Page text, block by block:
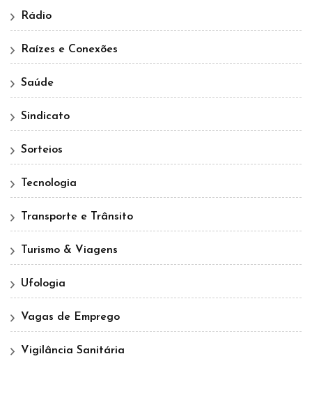
Rádio
Raízes e Conexões
Saúde
Sindicato
Sorteios
Tecnologia
Transporte e Trânsito
Turismo & Viagens
Ufologia
Vagas de Emprego
Vigilância Sanitária